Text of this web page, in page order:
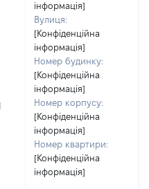
інформація]
Вулиця:
[Конфіденційна
інформація]
Номер будинку:
[Конфіденційна
інформація]
Номер корпусу:
[Конфіденційна
інформація]
Номер квартири:
[Конфіденційна
інформація]